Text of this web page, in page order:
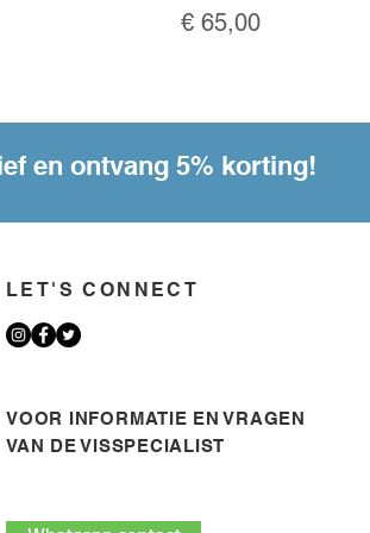
Prijs
€ 65,00
en ontvang 5% korting!
LET'S CONNECT
VOOR INFORMATIE EN VRAGEN
VAN DE VISSPECIALIST